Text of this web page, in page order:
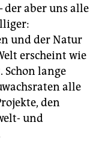
der aber uns alle
und der Natur
erscheint wie
lange
alle
den
und